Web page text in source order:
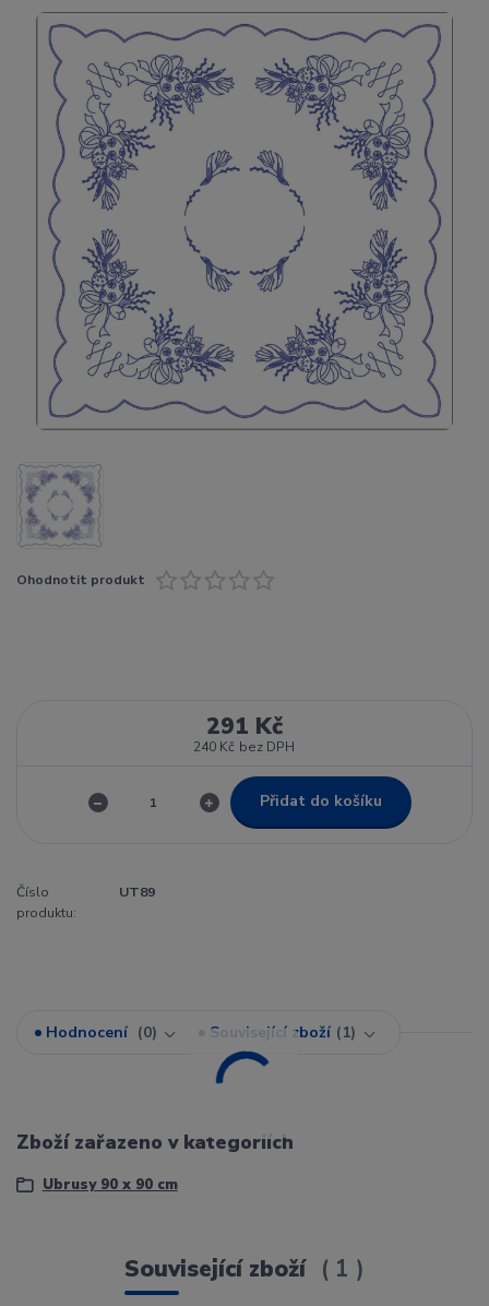
Ohodnotit produkt
291 Kč
240 Kč bez DPH
Přidat do košíku
Číslo
produktu:
UT89
Hodnocení 0 Související zboží 1
Zboží zařazeno v kategoriích
Ubrusy 90 x 90 cm
Související zboží 1